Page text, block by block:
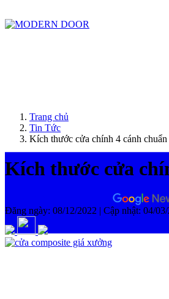
Trang chủ
Tin Tức
Kích thước cửa chính 4 cánh
Kích thước cửa
Đăng ngày: 08/12/2022 | Cập nhật: 04/